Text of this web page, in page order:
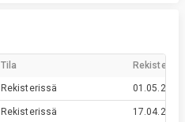
Tila
Rekisterissä 01.05.2026
Rekisterissä 17.04.2026